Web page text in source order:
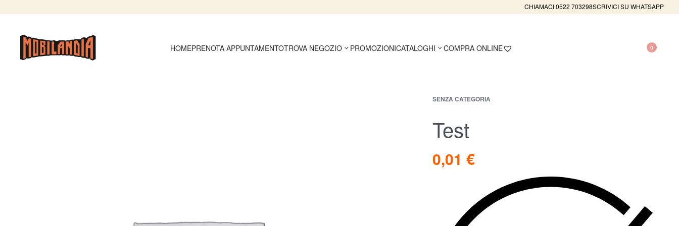
CHIAMACI 0522 703298SCRIVICI SU WHATSAPP
HOMEPRENOTA APPUNTAMENTOTROVA NEGOZIO PROMOZIONICATALOGHI COMPRA ONLINE 0
SENZA CATEGORIA
Test
0,01 €